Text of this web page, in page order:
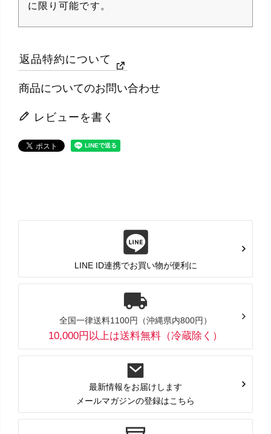
に限り可能です。
返品特約について
商品についてのお問い合わせ
レビューを書く
LINE ID連携でお買い物が便利に
全国一律送料1100円（沖縄県内800円）
10,000円以上は送料無料（冷蔵除く）
最新情報をお届けします
メールマガジンの登録はこちら